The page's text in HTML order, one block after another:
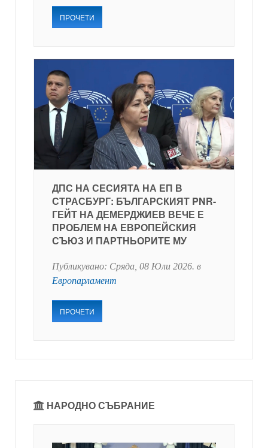
ПРОЧЕТИ
ДПС НА СЕСИЯТА НА ЕП В
СТРАСБУРГ: БЪЛГАРСКИЯТ PNR-
ГЕЙТ НА ДЕМЕРДЖИЕВ ВЕЧЕ Е
ПРОБЛЕМ НА ЕВРОПЕЙСКИЯ
СЪЮЗ И ПАРТНЬОРИТЕ МУ
Публикувано: Сряда, 08 Юли 2026. в
Европарламент
ПРОЧЕТИ
НАРОДНО СЪБРАНИЕ